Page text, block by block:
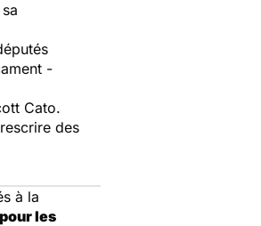
-
Cato.
des
à la
les